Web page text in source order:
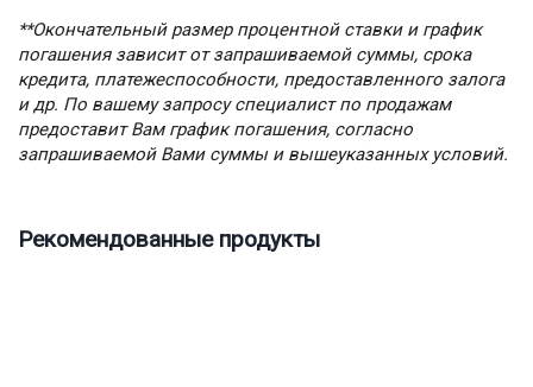
**Окончательный размер процентной ставки и график
погашения зависит от запрашиваемой суммы, срока
кредита, платежеспособности, предоставленного залога
и др. По вашему запросу специалист по продажам
предоставит Вам график погашения, согласно
запрашиваемой Вами суммы и вышеуказанных условий.
Рекомендованные продукты